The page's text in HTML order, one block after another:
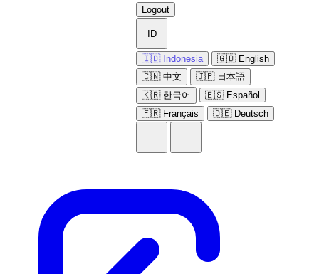
Logout
ID
🇮🇩 Indonesia
🇬🇧 English
🇨🇳 中文
🇯🇵 日本語
🇰🇷 한국어
🇪🇸 Español
🇫🇷 Français
🇩🇪 Deutsch